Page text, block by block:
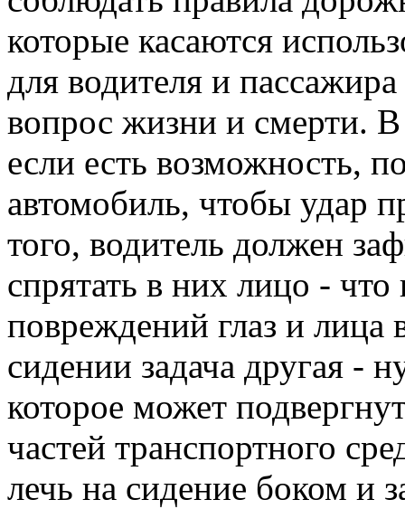
которые касаются
для водителя и
вопрос жизни и смерти.
если есть возможность,
автомобиль, чтобы удар
того, водитель должен
спрятать в них лицо -
повреждений глаз и лица
сидении задача другая -
которое может
частей транспортного
лечь на сидение боком и